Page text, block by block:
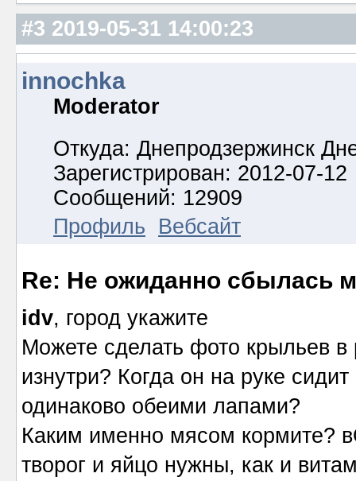
#3 2019-05-31 14:00:23
innochka
Moderator
Откуда: Днепродзержинск
Зарегистрирован: 2012-07-12
Сообщений: 12909
Профиль
Вебсайт
Re: Не ожиданно сбылась
idv, город укажите
Можете сделать фото крыльев в
изнутри? Когда он на руке
одинаково обеими лапами?
Каким именно мясом кормите?
творог и яйцо нужны, как и